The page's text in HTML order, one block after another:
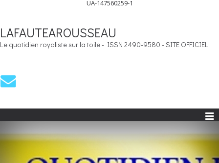
UA-147560259-1
LAFAUTEAROUSSEAU
Le quotidien royaliste sur la toile - ISSN 2490-9580 - SITE OFFICIEL